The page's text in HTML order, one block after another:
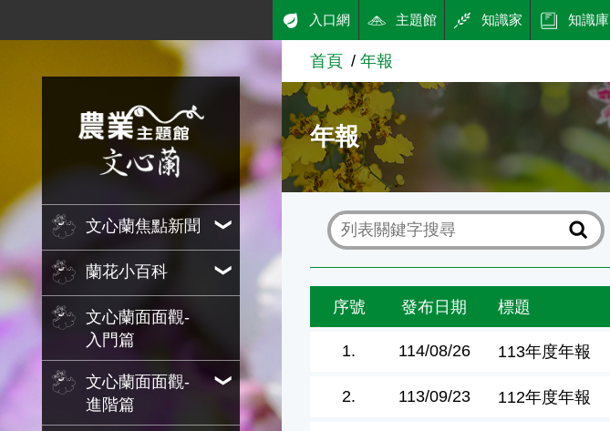
農業知識入口網
文心蘭焦點新聞
蘭花小百科
文心蘭面面觀-
入門篇
文心蘭面面觀-
進階篇
入口網 主題館 知識家 知識庫
首頁 年報
年報
序號 發布日期 標題
1. 114/08/26 113年度年報
2. 113/09/23 112年度年報